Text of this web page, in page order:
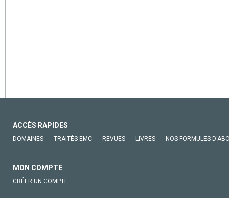
ACCÈS RAPIDES
DOMAINES TRAITÉS EMC REVUES LIVRES NOS FORMULES
MON COMPTE
CRÉER UN COMPTE